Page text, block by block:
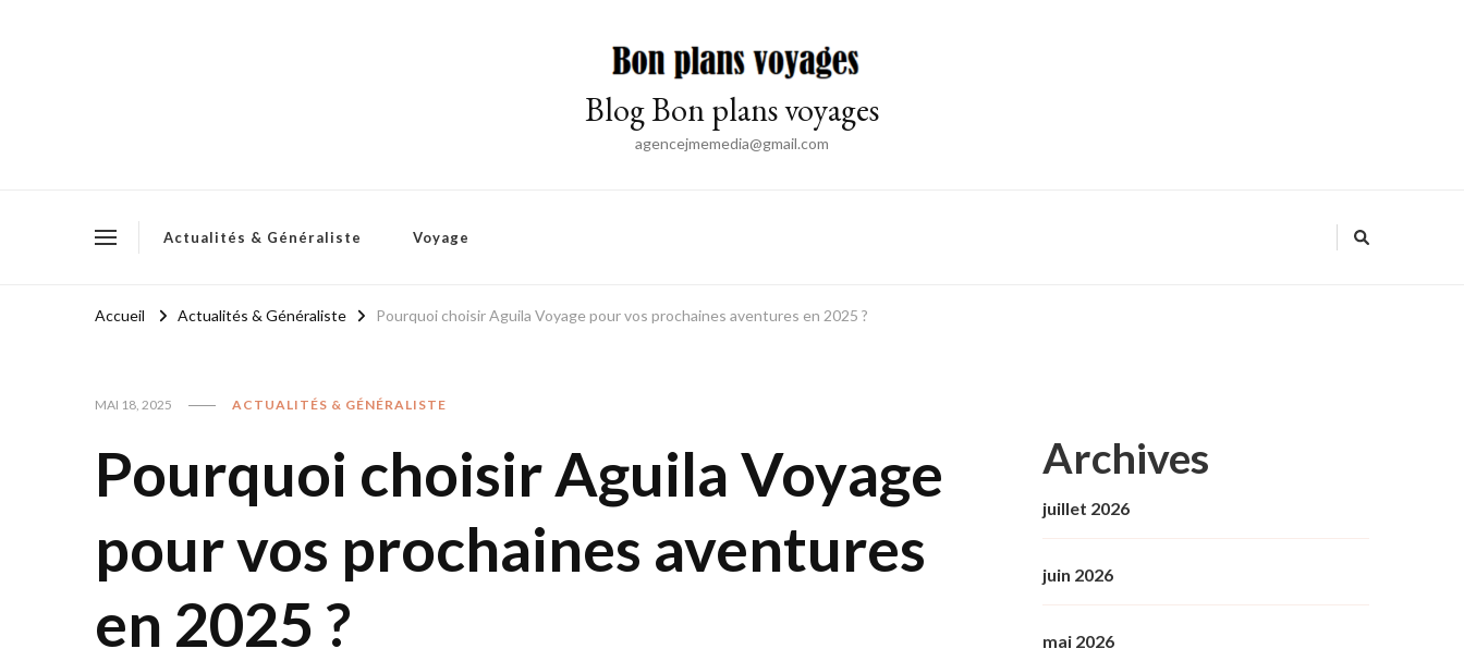
Blog Bon plans voyages
agencejmemedia@gmail.com
Actualités & Généraliste Voyage
Accueil Actualités & Généraliste Pourquoi choisir Aguila Voyage pour vos prochaines aventures en 2025 ?
MAI 18, 2025 ACTUALITÉS & GÉNÉRALISTE
Pourquoi choisir Aguila Voyage
pour vos prochaines aventures
en 2025 ?
Archives
juillet 2026
juin 2026
mai 2026